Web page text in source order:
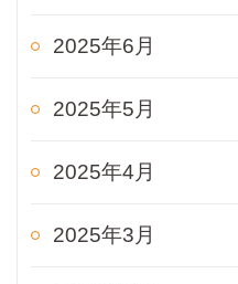
2025年6月
2025年5月
2025年4月
2025年3月